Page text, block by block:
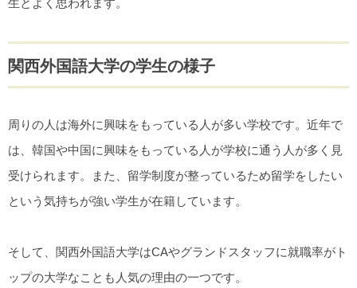
生とよく思われます。
関西外国語大学の学生の様子
周りの人は海外に興味をもっている人が多い学校です。近年で
は、韓国や中国に興味をもっている人が学校に通う人が多く見
受けられます。また、留学制度が整っているため留学をしたい
という気持ちが強い学生が在籍しています。
そして、関西外国語大学はCAやグランドスタッフに就職率がト
ップの大学なことも人気の理由の一つです。